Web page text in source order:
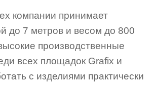
компании принимает
до 7 метров и весом до 800
производственные
всех площадок Grafix и
с изделиями практически